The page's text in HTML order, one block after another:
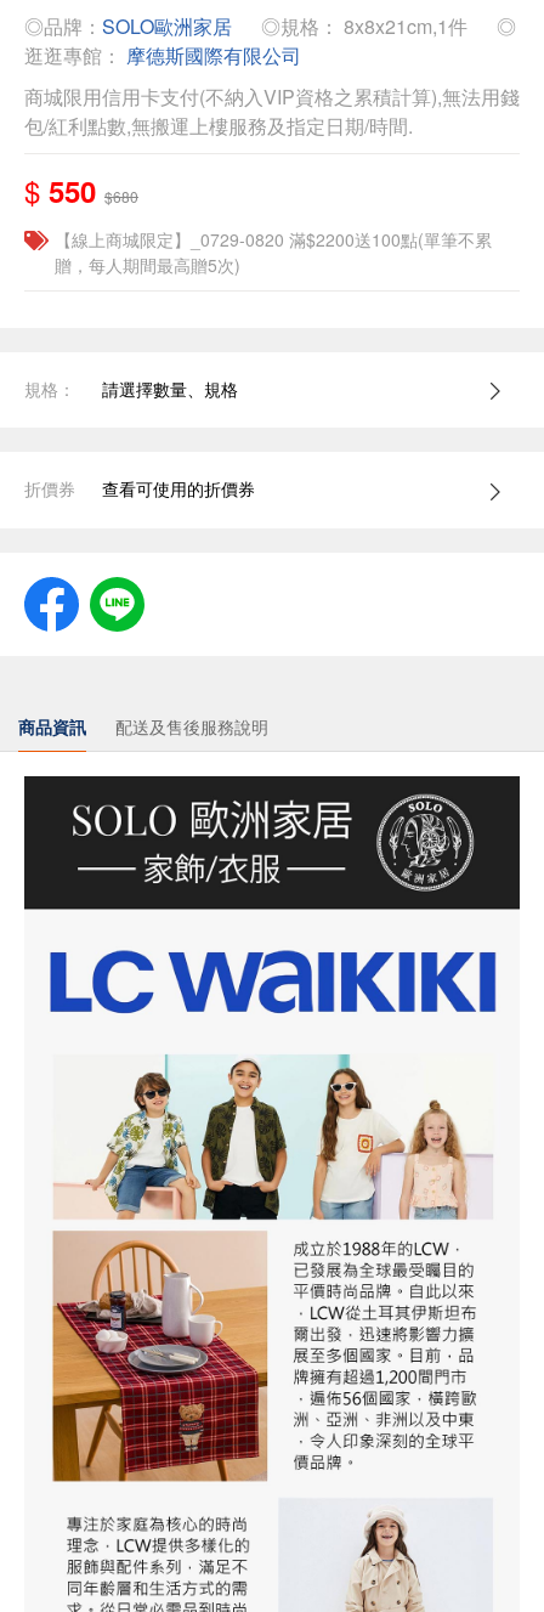
◎品牌： SOLO歐洲家居 ◎規格： 8x8x21cm,1件
◎
逛逛專館： 摩德斯國際有限公司
商城限用信用卡支付(不納入VIP資格之累積計算),無法用錢
包/紅利點數,無搬運上樓服務及指定日期/時間.
$ 550 $680
【線上商城限定】_0729-0820 滿$2200送100點(單筆不累
贈，每人期間最高贈5次)
規格： 請選擇數量、規格
折價券 查看可使用的折價券
商品資訊 配送及售後服務說明